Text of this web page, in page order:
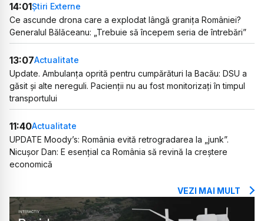
14:01Știri Externe
Ce ascunde drona care a explodat lângă granița României?
Generalul Bălăceanu: „Trebuie să începem seria de întrebări”
13:07Actualitate
Update. Ambulanța oprită pentru cumpărături la Bacău: DSU a
găsit și alte nereguli. Pacienții nu au fost monitorizați în timpul
transportului
11:40Actualitate
UPDATE Moody’s: România evită retrogradarea la „junk”.
Nicușor Dan: E esențial ca România să revină la creștere
economică
VEZI MAI MULT